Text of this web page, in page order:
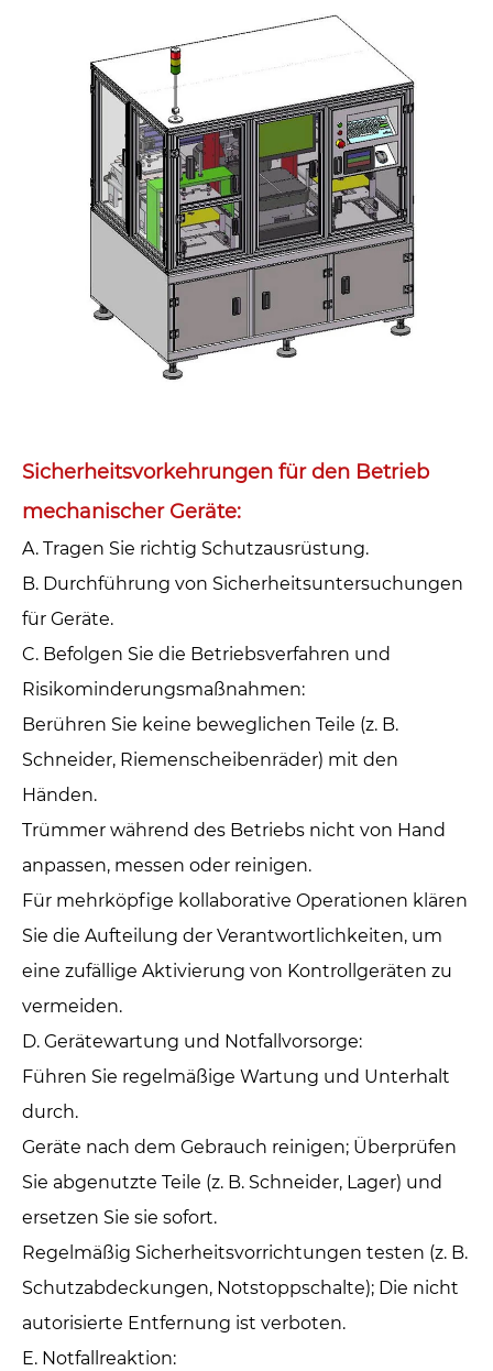
Sicherheitsvorkehrungen für den Betrieb
mechanischer Geräte: ‌
A. Tragen Sie richtig Schutzausrüstung.‌
B. Durchführung von Sicherheitsuntersuchungen
für Geräte.‌
C. Befolgen Sie die Betriebsverfahren und
Risikominderungsmaßnahmen: ‌
Berühren Sie keine beweglichen Teile (z. B.
Schneider, Riemenscheibenräder) mit den
Händen.
Trümmer während des Betriebs nicht von Hand
anpassen, messen oder reinigen.
Für mehrköpfige kollaborative Operationen klären
Sie die Aufteilung der Verantwortlichkeiten, um
eine zufällige Aktivierung von Kontrollgeräten zu
vermeiden.
D. Gerätewartung und Notfallvorsorge: ‌
Führen Sie regelmäßige Wartung und Unterhalt
durch.
Geräte nach dem Gebrauch reinigen; Überprüfen
Sie abgenutzte Teile (z. B. Schneider, Lager) und
ersetzen Sie sie sofort.
Regelmäßig Sicherheitsvorrichtungen testen (z. B.
Schutzabdeckungen, Notstoppschalte); Die nicht
autorisierte Entfernung ist verboten.
E. Notfallreaktion: ‌